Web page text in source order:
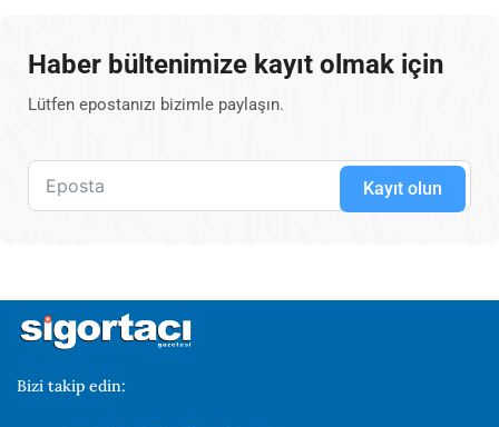
Haber bültenimize kayıt olmak için
Lütfen epostanızı bizimle paylaşın.
Kayıt olun
Bizi takip edin: